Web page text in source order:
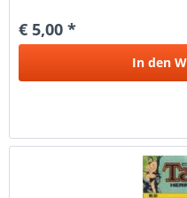
€ 5,00 *
In den